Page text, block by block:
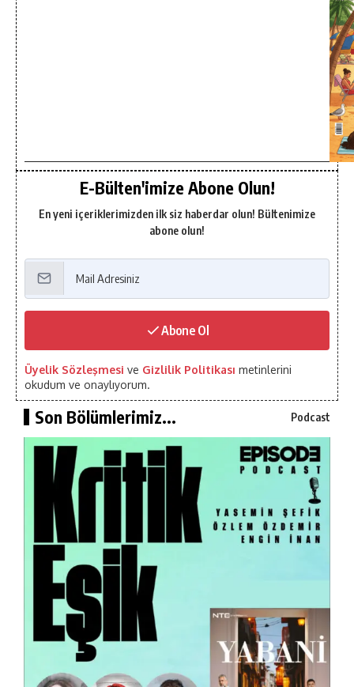
E-Bülten'imize Abone Olun!
En yeni içeriklerimizden ilk siz haberdar olun! Bültenimize
abone olun!
Abone Ol
Üyelik Sözleşmesi ve Gizlilik Politikası metinlerini
okudum ve onaylıyorum.
Son Bölümlerimiz... Podcast